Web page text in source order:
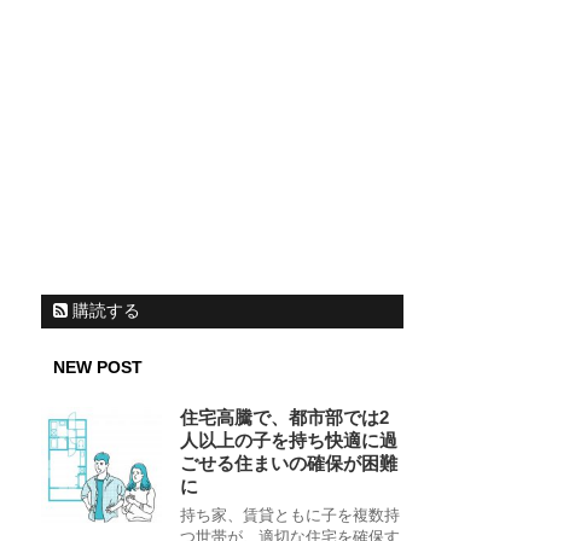
購読する
NEW POST
住宅高騰で、都市部では2
人以上の子を持ち快適に過
ごせる住まいの確保が困難
に
持ち家、賃貸ともに子を複数持
つ世帯が、適切な住宅を確保す